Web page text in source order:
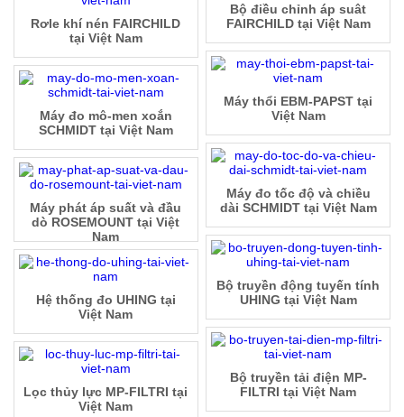
Bộ điều chỉnh áp suât
FAIRCHILD tại Việt Nam
Rơle khí nén FAIRCHILD
tại Việt Nam
Máy thổi EBM-PAPST tại
Việt Nam
Máy đo mô-men xoắn
SCHMIDT tại Việt Nam
Máy đo tốc độ và chiều
dài SCHMIDT tại Việt Nam
Máy phát áp suất và đầu
dò ROSEMOUNT tại Việt
Nam
Bộ truyền động tuyến tính
UHING tại Việt Nam
Hệ thống đo UHING tại
Việt Nam
Bộ truyền tải điện MP-
FILTRI tại Việt Nam
Lọc thủy lực MP-FILTRI tại
Việt Nam